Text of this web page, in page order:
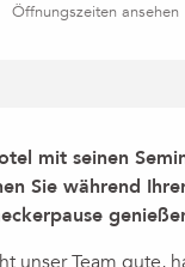
Öffnungszeiten ansehen
mit seinen
Sie während